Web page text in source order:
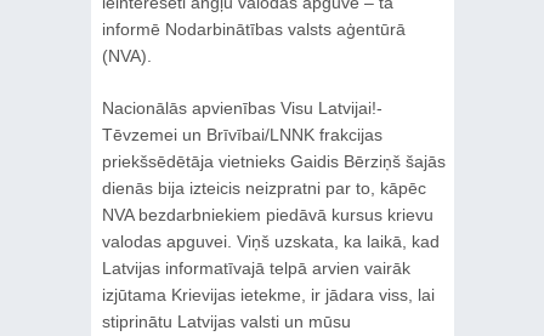
informē Nodarbinātības valsts aģentūrā
(NVA).
Nacionālās apvienības Visu Latvijai!-
Tēvzemei un Brīvībai/LNNK frakcijas
priekšsēdētāja vietnieks Gaidis Bērziņš šajās
dienās bija izteicis neizpratni par to, kāpēc
NVA bezdarbniekiem piedāvā kursus krievu
valodas apguvei. Viņš uzskata, ka laikā, kad
Latvijas informatīvajā telpā arvien vairāk
izjūtama Krievijas ietekme, ir jādara viss, lai
stiprinātu Latvijas valsti un mūsu